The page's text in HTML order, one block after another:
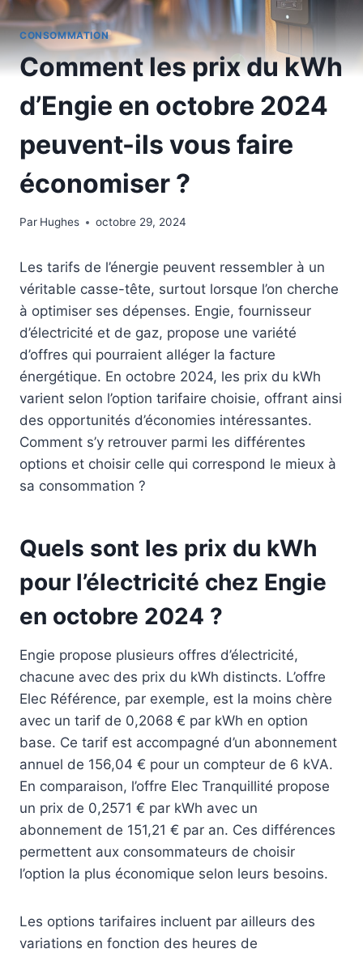
CONSOMMATION
Comment les prix du kWh
d’Engie en octobre 2024
peuvent-ils vous faire
économiser ?
Par Hughes octobre 29, 2024
Les tarifs de l’énergie peuvent ressembler à un
véritable casse-tête, surtout lorsque l’on cherche
à optimiser ses dépenses. Engie, fournisseur
d’électricité et de gaz, propose une variété
d’offres qui pourraient alléger la facture
énergétique. En octobre 2024, les prix du kWh
varient selon l’option tarifaire choisie, offrant ainsi
des opportunités d’économies intéressantes.
Comment s’y retrouver parmi les différentes
options et choisir celle qui correspond le mieux à
sa consommation ?
Quels sont les prix du kWh
pour l’électricité chez Engie
en octobre 2024 ?
Engie propose plusieurs offres d’électricité,
chacune avec des prix du kWh distincts. L’offre
Elec Référence, par exemple, est la moins chère
avec un tarif de 0,2068 € par kWh en option
base. Ce tarif est accompagné d’un abonnement
annuel de 156,04 € pour un compteur de 6 kVA.
En comparaison, l’offre Elec Tranquillité propose
un prix de 0,2571 € par kWh avec un
abonnement de 151,21 € par an. Ces différences
permettent aux consommateurs de choisir
l’option la plus économique selon leurs besoins.
Les options tarifaires incluent par ailleurs des
variations en fonction des heures de